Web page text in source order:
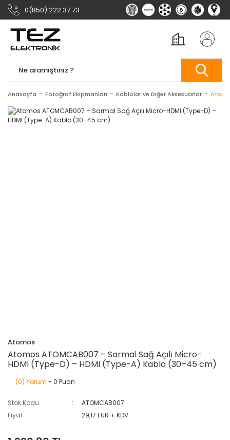
0(850) 222 37 73
Anasayfa Fotoğraf Ekipmanları Kablolar ve Diğer Aksesuarlar
Atomos
Atomos ATOMCAB007 – Sarmal Sağ Açılı Micro-
HDMI (Type-D) – HDMI (Type-A) Kablo (30–45 cm)
(0) Yorum - 0 Puan
Stok Kodu
ATOMCAB007
Fiyat
29,17 EUR + KDV